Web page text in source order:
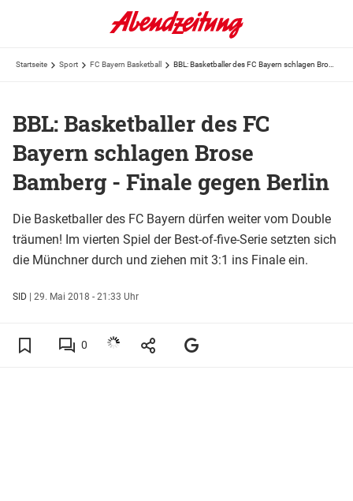
Startseite Sport FC Bayern Basketball
BBL: Basketballer des FC
Bayern schlagen Brose
Bamberg - Finale gegen Berlin
Die Basketballer des FC Bayern dürfen weiter vom Double
träumen! Im vierten Spiel der Best-of-five-Serie setzten sich
die Münchner durch und ziehen mit 3:1 ins Finale ein.
SID | 29. Mai 2018 - 21:33 Uhr
0